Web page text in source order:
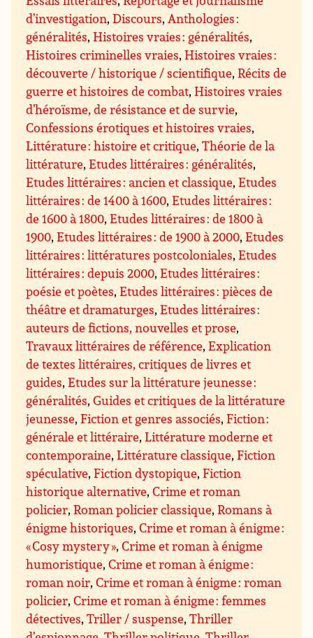
d’investigation,Discours,Anthologies :
généralités,Histoires vraies : généralités,
Histoires criminelles vraies,Histoires vraies :
découverte / historique / scientifique,Récits de
guerre et histoires de combat,Histoires vraies
d’héroïsme, de résistance et de survie,
Confessions érotiques et histoires vraies,
Littérature : histoire et critique,Théorie de la
littérature,Etudes littéraires : généralités,
Etudes littéraires : ancien et classique,Etudes
littéraires : de 1400 à 1600,Etudes littéraires :
de 1600 à 1800,Etudes littéraires : de 1800 à
1900,Etudes littéraires : de 1900 à 2000,Etudes
littéraires : littératures postcoloniales,Etudes
littéraires : depuis 2000,Etudes littéraires :
poésie et poètes,Etudes littéraires : pièces de
théâtre et dramaturges,Etudes littéraires :
auteurs de fictions, nouvelles et prose,
Travaux littéraires de référence,Explication
de textes littéraires, critiques de livres et
guides,Etudes sur la littérature jeunesse :
généralités,Guides et critiques de la littérature
jeunesse,Fiction et genres associés,Fiction :
générale et littéraire,Littérature moderne et
contemporaine,Littérature classique,Fiction
spéculative,Fiction dystopique,Fiction
historique alternative,Crime et roman
policier,Roman policier classique,Romans à
énigme historiques,Crime et roman à énigme :
« Cosy mystery »,Crime et roman à énigme
humoristique,Crime et roman à énigme :
roman noir,Crime et roman à énigme : roman
policier,Crime et roman à énigme : femmes
détectives,Triller / suspense,Thriller